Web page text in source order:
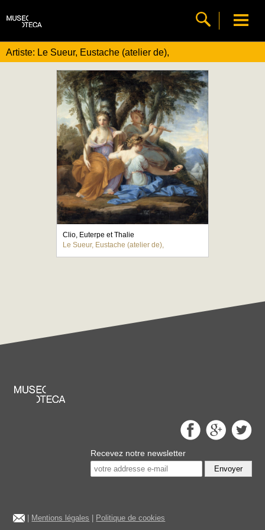
Artiste: Le Sueur, Eustache (atelier de),
Clio, Euterpe et Thalie
Le Sueur, Eustache (atelier de),
Recevez notre newsletter
Envoyer
Mentions légales Politique de cookies